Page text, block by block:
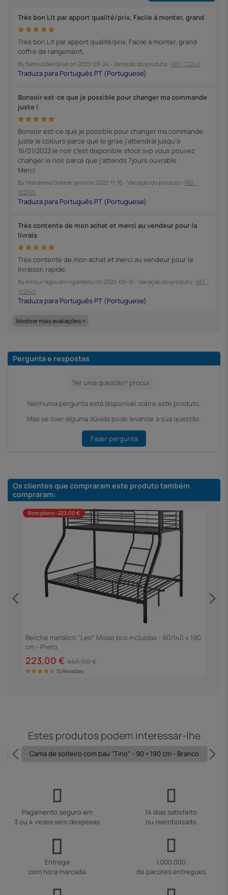
Très bon Lit par apport qualité/prix, Facile à monter, grand
Très bon Lit par apport qualité/prix, Facile à monter, grand
coffre de rangement,
By Samiya Beldjilali on 2023-03-24 - Variação do produto : REF : 102141
Bonsoir est-ce que je possible pour changer ma commande
juste l
Bonsoir est-ce que je possible pour changer ma commande
juste le colours parce que le grise j’attendrai jusqu’à
16/01/2023 le noir c’est disponible stock svp vous pouvez
changer le noir parce que j’attends 7jours ouvrable
Merci
By Mahamed Dalmar jamaon 2022-11-16 - Variação do produto : REF :
102165
Très contente de mon achat et merci au vendeur pour la
livrais
Très contente de mon achat et merci au vendeur pour la
livraison rapide.
By Amour Ngouani ngambou on 2022-09-16 - Variação do produto : REF :
102149
Mostrar mais avaliações
Pergunta e respostas
Nenhuma pergunta está disponível sobre este produto.
Mas se tiver alguma dúvida pode levantar a sua questão.
Fazer pergunta
Os clientes que compraram este produto também
compraram:
Bom plano -223,00 €
Beliche metálico "Leo" Molas box incluídas - 90/140 x 190
cm - Preto
223,00 € 446,00 €
10 Revisões
Estes produtos podem interessar-lhe
Cama de solteiro com baú "Tino" - 90 × 190 cm - Branco
Pagamento seguro em
3 ou 4 vezes sem despesas
14 dias satisfeito
ou reembolsado
Entrega
com hora marcada
1.000.000
de pacotes entregues